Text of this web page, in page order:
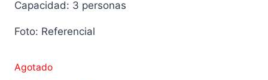
Capacidad: 3 personas
Foto: Referencial
Agotado